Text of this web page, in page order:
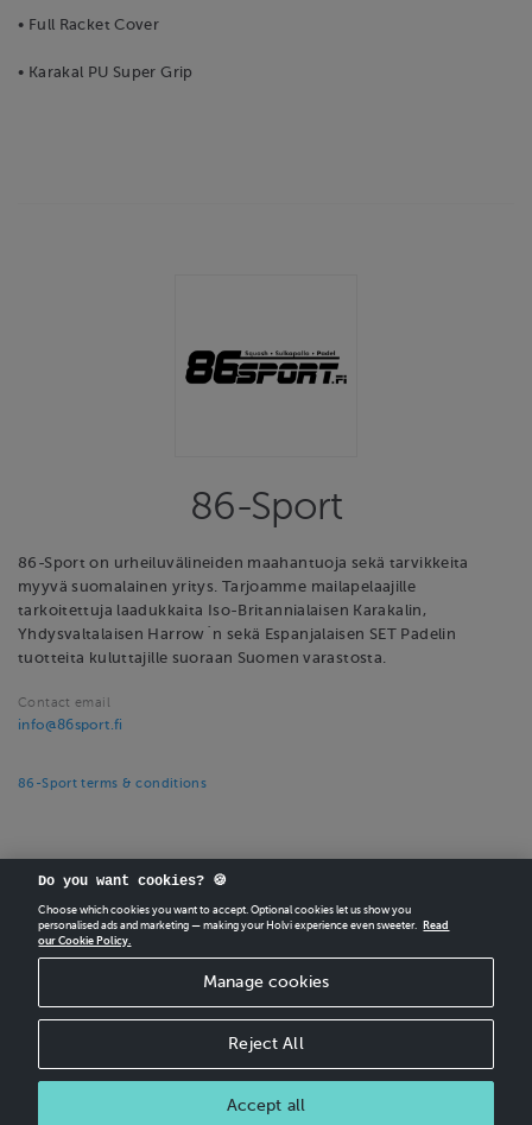
• Full Racket Cover
• Karakal PU Super Grip
86-Sport
86-Sport on urheiluvälineiden maahantuoja sekä tarvikkeita
myyvä suomalainen yritys. Tarjoamme mailapelaajille
tarkoitettuja laadukkaita Iso-Britannialaisen Karakalin,
Yhdysvaltalaisen Harrow´n sekä Espanjalaisen SET Padelin
tuotteita kuluttajille suoraan Suomen varastosta.
Contact email
info@86sport.fi
86-Sport terms & conditions
CREATEYOUR OWN HOLVI ONLINE STORE IN MINUTES.
Holvi Payment Services Ltd is regulated by the Financial Supervisory Authority of
Finland as an Authorised Payment Institution with license to operate in the
Do you want cookies? 🍪
Choose which cookies you want to accept. Optional cookies let us show you
personalised ads and marketing — making your Holvi experience even sweeter.
Read
our Cookie Policy.
Manage cookies
Reject All
Accept all